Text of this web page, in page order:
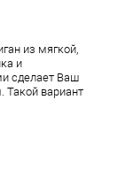
из мягкой,
и
сделает Ваш
Такой вариант